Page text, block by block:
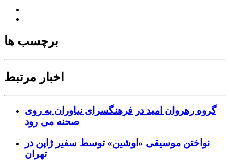
برچسب ها
اخبار مرتبط
گروه رهروان امید در فرهنگسرای نیاوران به روی
صحنه می رود
نواختن موسیقی «اوشین» توسط سفیر ژاپن در
تهران